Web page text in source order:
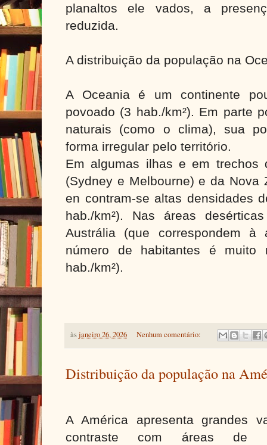
planaltos ele vados, a
reduzida.
A distribuição da população na
A Oceania é um continente
povoado (3 hab./km²). Em parte
naturais (como o clima), sua
forma irregular pelo território.
Em algumas ilhas e em trechos
(Sydney e Melbourne) e da Nova
en contram-se altas densidades
hab./km²). Nas áreas
Austrália (que correspondem à
número de habitantes é muito
hab./km²).
àsjaneiro 26, 2026 Nenhum comentário:
Distribuição da população na
A América apresenta grandes
contraste com áreas de